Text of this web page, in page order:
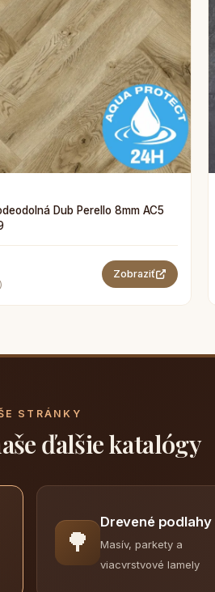
Dub Perello 8mm AC5
Zobraziť
STRÁNKY
ďalšie katalógy
🌳
Drevené podlahy
Masív, parkety a
viacvrstvové lamely